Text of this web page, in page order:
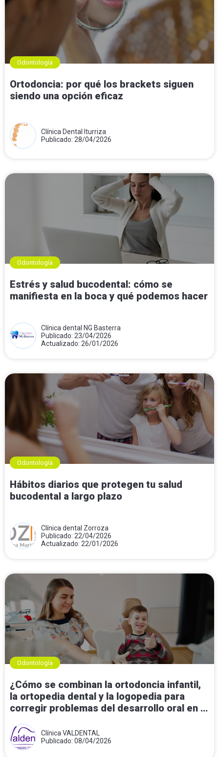
Odontología
Ortodoncia: por qué los brackets siguen
siendo una opción eficaz
Clínica Dental Iturriza
Publicado: 28/04/2026
Odontología
Estrés y salud bucodental: cómo se
manifiesta en la boca y qué podemos hacer
Clínica dental NG Basterra
Publicado: 23/04/2026
Actualizado: 26/01/2026
Odontología
Hábitos diarios que protegen tu salud
bucodental a largo plazo
Clínica dental Zorroza
Publicado: 22/04/2026
Actualizado: 22/01/2026
Odontología
¿Cómo se combinan la ortodoncia infantil,
la ortopedia dental y la logopedia para
corregir problemas del desarrollo oral en la
Clínica VALDENTAL
Publicado: 08/04/2026